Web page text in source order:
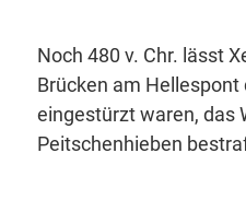
Noch 480 v. Chr. lässt
Brücken am
eingestürzt waren, das
Peitschenhieben